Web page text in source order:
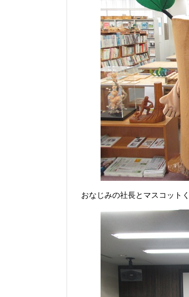
おなじみの社長とマスコット